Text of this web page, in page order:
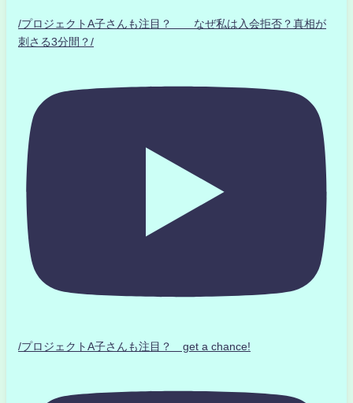
/プロジェクトA子さんも注目？ なぜ私は入会拒否？真相が
刺さる3分間？/
/プロジェクトA子さんも注目？ get a chance!